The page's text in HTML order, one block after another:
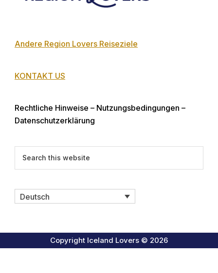
Andere Region Lovers Reiseziele
KONTAKT US
Rechtliche Hinweise – Nutzungsbedingungen –
Datenschutzerklärung
Deutsch
Copyright Iceland Lovers © 2026